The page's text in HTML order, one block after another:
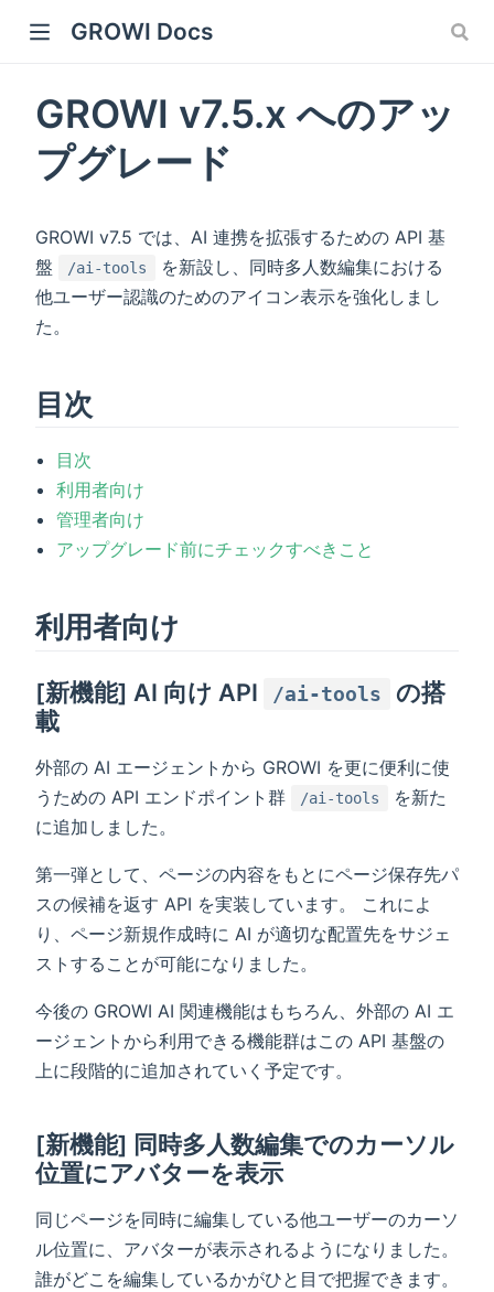
GROWI Docs
GROWI v7.5.x へのアッ
プグレード
GROWI v7.5 では、AI 連携を拡張するための API 基
盤
/ai-tools
を新設し、同時多人数編集における
他ユーザー認識のためのアイコン表示を強化しまし
た。
目次
目次
利用者向け
管理者向け
アップグレード前にチェックすべきこと
利用者向け
[新機能] AI 向け API /ai-tools
の搭
載
外部の AI エージェントから GROWI を更に便利に使
うための API エンドポイント群
/ai-tools
を新た
に追加しました。
第一弾として、ページの内容をもとにページ保存先パ
スの候補を返す API を実装しています。 これによ
り、ページ新規作成時に AI が適切な配置先をサジェ
ストすることが可能になりました。
今後の GROWI AI 関連機能はもちろん、外部の AI エ
ージェントから利用できる機能群はこの API 基盤の
上に段階的に追加されていく予定です。
[新機能] 同時多人数編集でのカーソル
位置にアバターを表示
同じページを同時に編集している他ユーザーのカーソ
ル位置に、アバターが表示されるようになりました。
誰がどこを編集しているかがひと目で把握できます。